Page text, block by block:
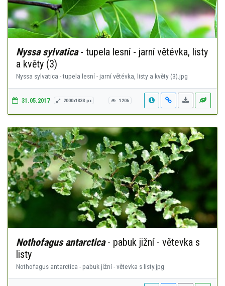
Nyssa sylvatica- tupela lesní - jarní větévka, listy
a květy (3)
Nyssa sylvatica - tupela lesní - jarní větévka, listy a květy (3).jpg
31.05.2017 2000x1333 px 1206
Nothofagus antarctica- pabuk jižní - větevka s
listy
Nothofagus antarctica - pabuk jižní - větevka s listy.jpg